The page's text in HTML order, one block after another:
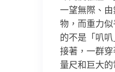
一望無際、
物，而重力
的不是「叭
接著，一群
量尺和巨大